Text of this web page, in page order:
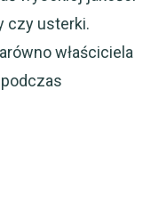
czy usterki.
właściciela